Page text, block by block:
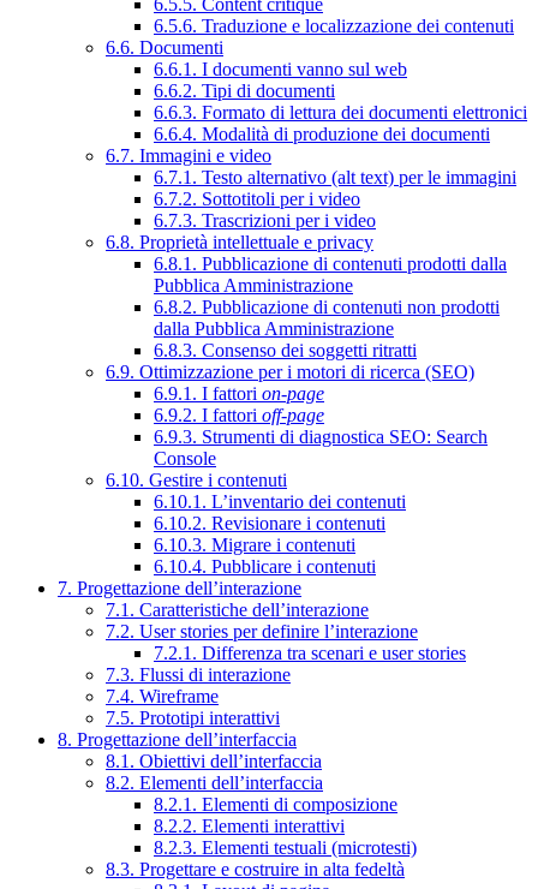
6.5.6. Traduzione e localizzazione dei contenuti
6.6. Documenti
6.6.1. I documenti vanno sul web
6.6.2. Tipi di documenti
6.6.3. Formato di lettura dei documenti elettronici
6.6.4. Modalità di produzione dei documenti
6.7. Immagini e video
6.7.1. Testo alternativo (alt text) per le immagini
6.7.2. Sottotitoli per i video
6.7.3. Trascrizioni per i video
6.8. Proprietà intellettuale e privacy
6.8.1. Pubblicazione di contenuti prodotti dalla
Pubblica Amministrazione
6.8.2. Pubblicazione di contenuti non prodotti
dalla Pubblica Amministrazione
6.8.3. Consenso dei soggetti ritratti
6.9. Ottimizzazione per i motori di ricerca (SEO)
6.9.1. I fattori on-page
6.9.2. I fattori off-page
6.9.3. Strumenti di diagnostica SEO: Search
Console
6.10. Gestire i contenuti
6.10.1. L’inventario dei contenuti
6.10.2. Revisionare i contenuti
6.10.3. Migrare i contenuti
6.10.4. Pubblicare i contenuti
7. Progettazione dell’interazione
7.1. Caratteristiche dell’interazione
7.2. User stories per definire l’interazione
7.2.1. Differenza tra scenari e user stories
7.3. Flussi di interazione
7.4. Wireframe
7.5. Prototipi interattivi
8. Progettazione dell’interfaccia
8.1. Obiettivi dell’interfaccia
8.2. Elementi dell’interfaccia
8.2.1. Elementi di composizione
8.2.2. Elementi interattivi
8.2.3. Elementi testuali (microtesti)
8.3. Progettare e costruire in alta fedeltà